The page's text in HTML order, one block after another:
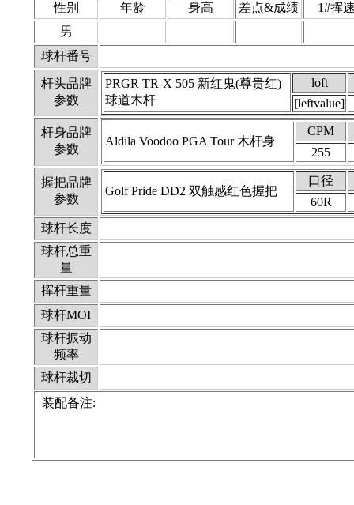
性别
年龄 身高 差点&成绩
1#挥
男
球杆番号
杆头品牌
参数
PRGR TR-X 505 新红鬼(尊贵红)
球道木杆
loft
[leftvalue]
杆身品牌
参数
Aldila Voodoo PGA Tour 木杆身
CPM
255
握把品牌
参数
Golf Pride DD2 双触感红色握把
口径
60R
球杆长度
球杆总重
量
挥杆重量
球杆MOI
球杆振动
频率
球杆裁切
装配备注: